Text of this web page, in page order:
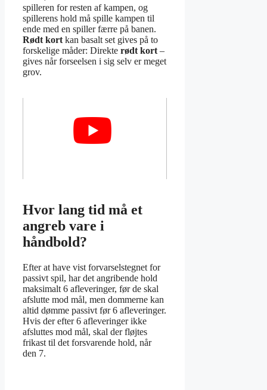
spilleren for resten af kampen, og
spillerens hold må spille kampen til
ende med en spiller færre på banen.
Rødt kort kan basalt set gives på to
forskelige måder: Direkte rødt kort –
gives når forseelsen i sig selv er meget
grov.
Hvor lang tid må et
angreb vare i
håndbold?
Efter at have vist forvarselstegnet for
passivt spil, har det angribende hold
maksimalt 6 afleveringer, før de skal
afslutte mod mål, men dommerne kan
altid dømme passivt før 6 afleveringer.
Hvis der efter 6 afleveringer ikke
afsluttes mod mål, skal der fløjtes
frikast til det forsvarende hold, når
den 7.